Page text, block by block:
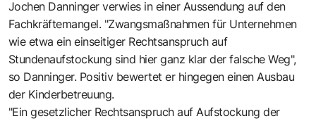
Jochen Danninger verwies in einer Aussendung auf den
Fachkräftemangel. "Zwangsmaßnahmen für Unternehmen
wie etwa ein einseitiger Rechtsanspruch auf
Stundenaufstockung sind hier ganz klar der falsche Weg",
so Danninger. Positiv bewertet er hingegen einen Ausbau
der Kinderbetreuung.
"Ein gesetzlicher Rechtsanspruch auf Aufstockung der